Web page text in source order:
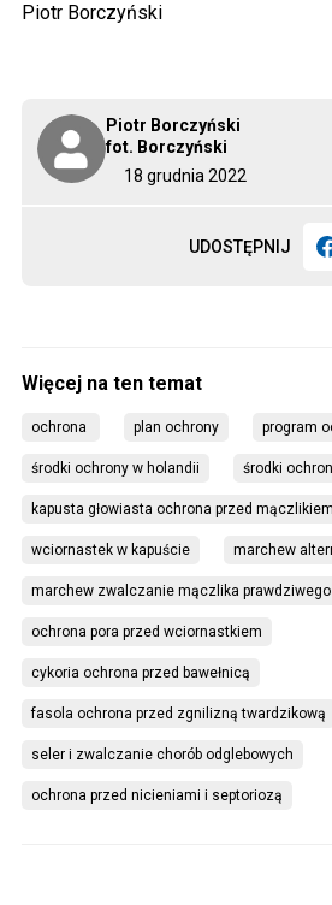
18 grudnia 2022
Piotr Borczyński
fot. Borczyński
UDOSTĘPNIJ
Piotr Borczyński
ochrona plan ochrony program
środki ochrony w holandii środki
kapusta głowiasta ochrona przed mączlikiem
wciornastek w kapuście marchew
marchew zwalczanie mączlika prawdziwego
ochrona pora przed wciornastkiem
cykoria ochrona przed bawełnicą
fasola ochrona przed zgnilizną twardzikową
seler i zwalczanie chorób odglebowych
ochrona przed nicieniami i septoriozą